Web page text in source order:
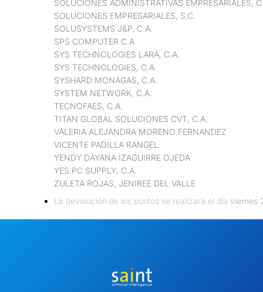
SOLUCIONES ADMINISTRATIVAS EMPRESARIALES,
SOLUCIONES EMPRESARIALES, S.C.
SOLUSYSTEMS J&P, C.A.
SPS COMPUTER C.A
SYS TECHNOLOGIES LARA, C.A.
SYS TECHNOLOGIES, C.A.
SYSHARD MONAGAS, C.A.
SYSTEM NETWORK, C.A.
TECNOFAES, C.A.
TITAN GLOBAL SOLUCIONES CVT, C.A.
VALERIA ALEJANDRA MORENO FERNANDEZ
VICENTE PADILLA RANGEL
YENDY DAYANA IZAGUIRRE OJEDA
YES PC SUPPLY, C.A.
ZULETA ROJAS, JENIREE DEL VALLE
La devolución de los puntos se realizará el día viernes